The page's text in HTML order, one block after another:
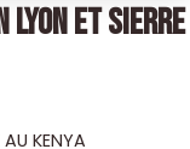
LYON ET SIERRE
KENYA